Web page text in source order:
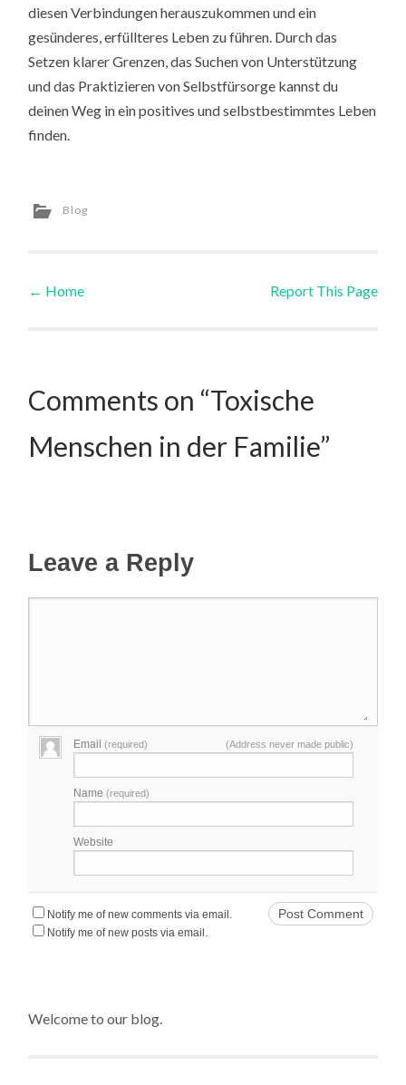
diesen Verbindungen herauszukommen und ein
gesünderes, erfüllteres Leben zu führen. Durch das
Setzen klarer Grenzen, das Suchen von Unterstützung
und das Praktizieren von Selbstfürsorge kannst du
deinen Weg in ein positives und selbstbestimmtes Leben
finden.
Blog
Post navigation
← Home Report This Page
Comments on “Toxische
Menschen in der Familie”
Leave a Reply
Email(required) (Address never made public)
Name(required)
Website
Notify me of new comments via email.
Notify me of new posts via email.
Welcome to our blog.